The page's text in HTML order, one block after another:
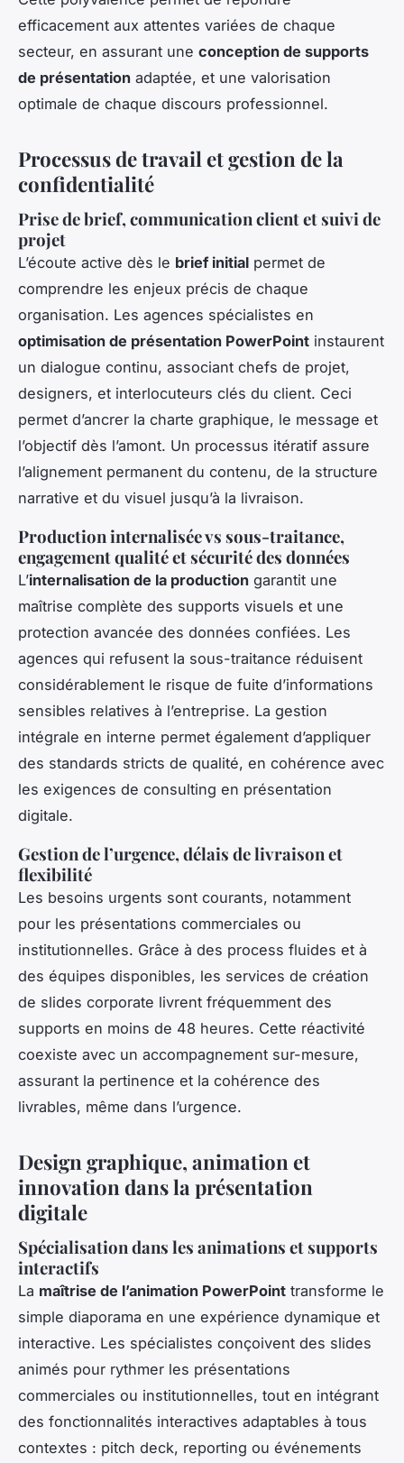
efficacement aux attentes variées de chaque
secteur, en assurant une conception de supports
de présentation adaptée, et une valorisation
optimale de chaque discours professionnel.
Processus de travail et gestion de la
confidentialité
Prise de brief, communication client et suivi de
projet
L’écoute active dès le brief initial permet de
comprendre les enjeux précis de chaque
organisation. Les agences spécialistes en
optimisation de présentation PowerPoint instaurent
un dialogue continu, associant chefs de projet,
designers, et interlocuteurs clés du client. Ceci
permet d’ancrer la charte graphique, le message et
l’objectif dès l’amont. Un processus itératif assure
l’alignement permanent du contenu, de la structure
narrative et du visuel jusqu’à la livraison.
Production internalisée vs sous-traitance,
engagement qualité et sécurité des données
L’internalisation de la production garantit une
maîtrise complète des supports visuels et une
protection avancée des données confiées. Les
agences qui refusent la sous-traitance réduisent
considérablement le risque de fuite d’informations
sensibles relatives à l’entreprise. La gestion
intégrale en interne permet également d’appliquer
des standards stricts de qualité, en cohérence avec
les exigences de consulting en présentation
digitale.
Gestion de l’urgence, délais de livraison et
flexibilité
Les besoins urgents sont courants, notamment
pour les présentations commerciales ou
institutionnelles. Grâce à des process fluides et à
des équipes disponibles, les services de création
de slides corporate livrent fréquemment des
supports en moins de 48 heures. Cette réactivité
coexiste avec un accompagnement sur-mesure,
assurant la pertinence et la cohérence des
livrables, même dans l’urgence.
Design graphique, animation et
innovation dans la présentation
digitale
Spécialisation dans les animations et supports
interactifs
La maîtrise de l’animation PowerPoint transforme le
simple diaporama en une expérience dynamique et
interactive. Les spécialistes conçoivent des slides
animés pour rythmer les présentations
commerciales ou institutionnelles, tout en intégrant
des fonctionnalités interactives adaptables à tous
contextes : pitch deck, reporting ou événements